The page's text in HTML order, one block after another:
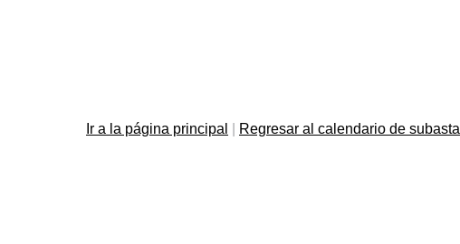
Ir a la página principal Regresar al calendario de